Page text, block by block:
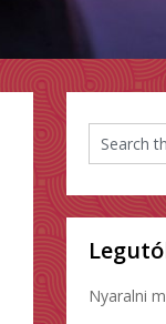
Nyaralni